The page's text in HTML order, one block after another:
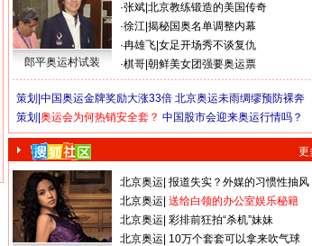
郎平奥运村试装
·张斌 北京教练锻造的美国传奇
·徐江 揭秘国奥名单调整内幕
·冉雄飞 女足开场秀不谈复仇
·棋哥 朝鲜美女团强要奥运票
策划| 中国奥运金牌奖励大涨33倍 北京奥运未雨绸缪预防裸奔
策划| 奥运会为何热销安全套？ 中国股市会迎来奥运行情吗？
更
北京奥运 报道失实？外媒的习惯性抽风
北京奥运 送给白领的办公室娱乐秘籍
北京奥运 彩排前狂拍“杀机”妹妹
北京奥运 10万个套套可以拿来吹气球